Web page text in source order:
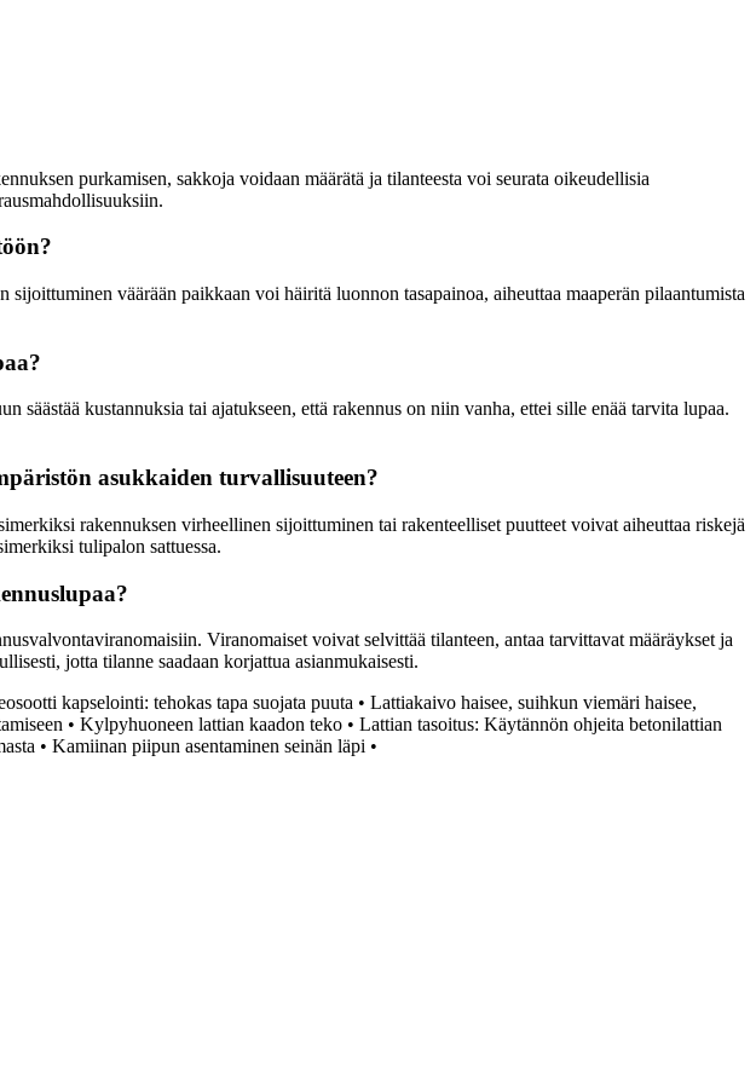
purkamisen, sakkoja voidaan määrätä ja tilanteesta voi seurata oikeudellisia
väärään paikkaan voi häiritä luonnon tasapainoa, aiheuttaa maaperän pilaantumista
kustannuksia tai ajatukseen, että rakennus on niin vanha, ettei sille enää tarvita lupaa.
asukkaiden turvallisuuteen?
rakennuksen virheellinen sijoittuminen tai rakenteelliset puutteet voivat aiheuttaa riskejä
tulipalon sattuessa.
Viranomaiset voivat selvittää tilanteen, antaa tarvittavat määräykset ja
jotta tilanne saadaan korjattua asianmukaisesti.
kapselointi: tehokas tapa suojata puuta • Lattiakaivo haisee, suihkun viemäri haisee,
• Kylpyhuoneen lattian kaadon teko • Lattian tasoitus: Käytännön ohjeita betonilattian
• Kamiinan piipun asentaminen seinän läpi •